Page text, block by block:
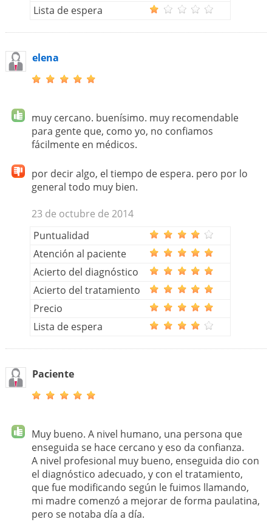
Lista de espera
elena
muy cercano. buenísimo. muy recomendable
para gente que, como yo, no confiamos
fácilmente en médicos.
por decir algo, el tiempo de espera. pero por lo
general todo muy bien.
23 de octubre de 2014
Puntualidad
Atención al paciente
Acierto del diagnóstico
Acierto del tratamiento
Precio
Lista de espera
Paciente
Muy bueno. A nivel humano, una persona que
enseguida se hace cercano y eso da confianza.
A nivel profesional muy bueno, enseguida dio con
el diagnóstico adecuado, y con el tratamiento,
que fue modificando según le fuimos llamando,
mi madre comenzó a mejorar de forma paulatina,
pero se notaba día a día.